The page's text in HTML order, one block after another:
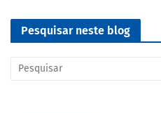
Pesquisar neste blog